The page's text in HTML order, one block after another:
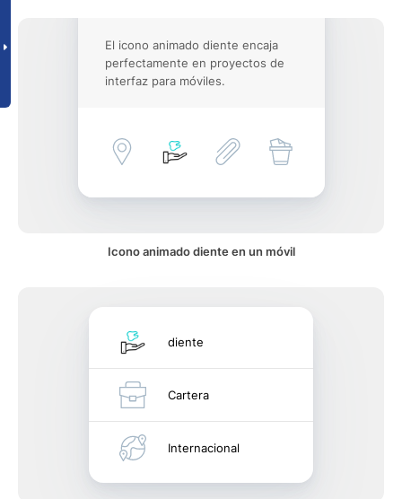
El icono animado diente encaja
perfectamente en proyectos de
interfaz para móviles.
Icono animado diente en un móvil
diente
Cartera
Internacional